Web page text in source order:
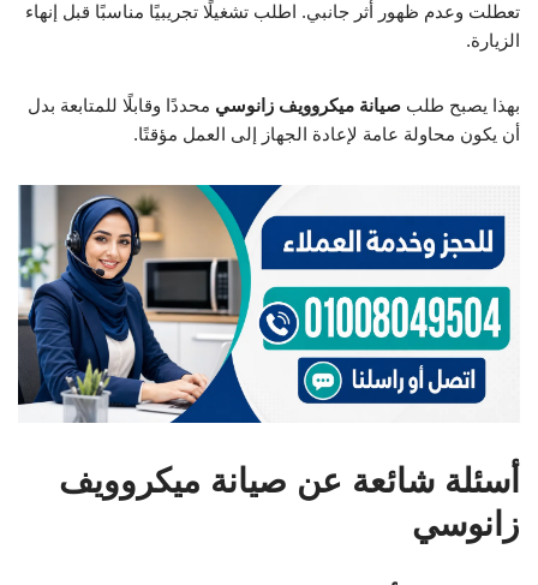
تعطلت وعدم ظهور أثر جانبي. اطلب تشغيلًا تجريبيًا مناسبًا قبل إنهاء
الزيارة.
بهذا يصبح طلب صيانة ميكروويف زانوسي محددًا وقابلًا للمتابعة بدل
أن يكون محاولة عامة لإعادة الجهاز إلى العمل مؤقتًا.
أسئلة شائعة عن صيانة ميكروويف
زانوسي